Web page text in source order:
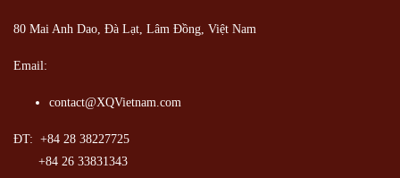
80 Mai Anh Dao, Đà Lạt, Lâm Đồng, Việt Nam
Email:
contact@XQVietnam.com
ĐT: +84 28 38227725
+84 26 33831343